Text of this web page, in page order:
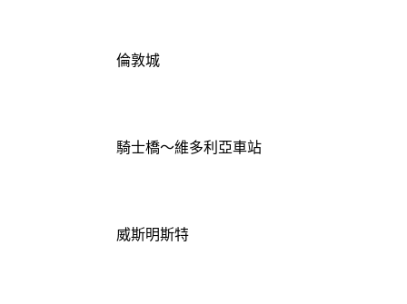
倫敦城
騎士橋～維多利亞車站
威斯明斯特